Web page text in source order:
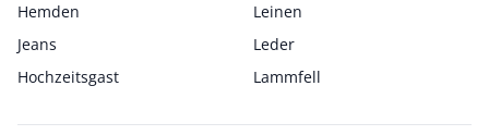
Hemden
Leinen
Jeans
Leder
Hochzeitsgast
Lammfell